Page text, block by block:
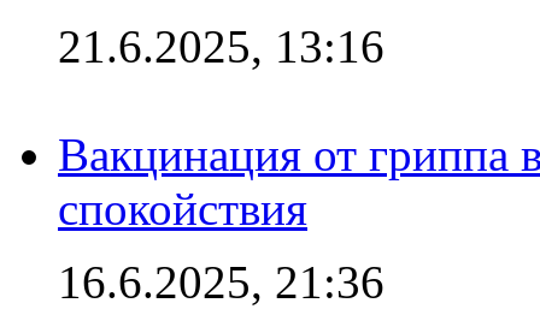
21.6.2025, 13:16
Вакцинация от гриппа
спокойствия
16.6.2025, 21:36